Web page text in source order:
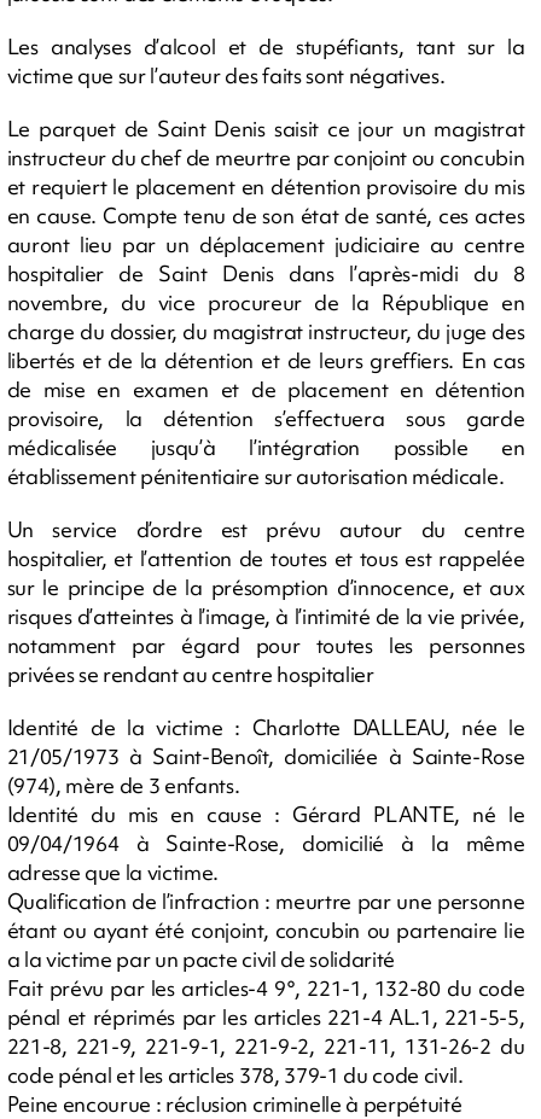
Les analyses d’alcool et de stupéfiants, tant sur la
victime que sur l’auteur des faits sont négatives.
Le parquet de Saint Denis saisit ce jour un magistrat
instructeur du chef de meurtre par conjoint ou concubin
et requiert le placement en détention provisoire du mis
en cause. Compte tenu de son état de santé, ces actes
auront lieu par un déplacement judiciaire au centre
hospitalier de Saint Denis dans l’après-midi du 8
novembre, du vice procureur de la République en
charge du dossier, du magistrat instructeur, du juge des
libertés et de la détention et de leurs greffiers. En cas
de mise en examen et de placement en détention
provisoire, la détention s’effectuera sous garde
médicalisée jusqu’à l’intégration possible en
établissement pénitentiaire sur autorisation médicale.
Un service d’ordre est prévu autour du centre
hospitalier, et l’attention de toutes et tous est rappelée
sur le principe de la présomption d’innocence, et aux
risques d’atteintes à l’image, à l’intimité de la vie privée,
notamment par égard pour toutes les personnes
privées se rendant au centre hospitalier
Identité de la victime : Charlotte DALLEAU, née le
21/05/1973 à Saint-Benoît, domiciliée à Sainte-Rose
(974), mère de 3 enfants.
Identité du mis en cause : Gérard PLANTE, né le
09/04/1964 à Sainte-Rose, domicilié à la même
adresse que la victime.
Qualification de l’infraction : meurtre par une personne
étant ou ayant été conjoint, concubin ou partenaire lie
a la victime par un pacte civil de solidarité
Fait prévu par les articles-4 9°, 221-1, 132-80 du code
pénal et réprimés par les articles 221-4 AL.1, 221-5-5,
221-8, 221-9, 221-9-1, 221-9-2, 221-11, 131-26-2 du
code pénal et les articles 378, 379-1 du code civil.
Peine encourue : réclusion criminelle à perpétuité